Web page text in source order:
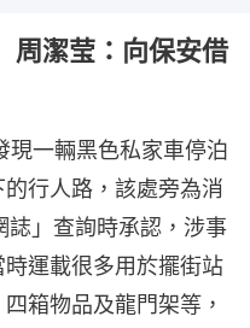
潔莹：向保安借
一輛黑色私家車停泊
行人路，該處旁為消
」查詢時承認，涉事
運載很多用於擺街站
箱物品及龍門架等，